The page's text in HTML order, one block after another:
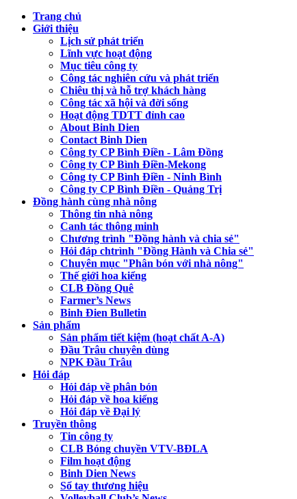
Trang chủ
Giới thiệu
Lịch sử phát triển
Lĩnh vực hoạt động
Mục tiêu công ty
Công tác nghiên cứu và phát triển
Chiêu thị và hỗ trợ khách hàng
Công tác xã hội và đời sống
Hoạt động TDTT đỉnh cao
About Binh Dien
Contact Binh Dien
Công ty CP Bình Điền - Lâm Đồng
Công ty CP Bình Điền-Mekong
Công ty CP Bình Điền - Ninh Bình
Công ty CP Bình Điền - Quảng Trị
Đồng hành cùng nhà nông
Thông tin nhà nông
Canh tác thông minh
Chương trình "Đồng hành và chia sẻ"
Hỏi đáp chtrình "Đồng Hành và Chia sẻ"
Chuyên mục "Phân bón với nhà nông"
Thế giới hoa kiểng
CLB Đồng Quê
Farmer’s News
Binh Đien Bulletin
Sản phẩm
Sản phẩm tiết kiệm (hoạt chất A-A)
Đầu Trâu chuyên dùng
NPK Đầu Trâu
Hỏi đáp
Hỏi đáp về phân bón
Hỏi đáp về hoa kiểng
Hỏi đáp về Đại lý
Truyền thông
Tin công ty
CLB Bóng chuyền VTV-BĐLA
Film hoạt động
Binh Dien News
Sổ tay thương hiệu